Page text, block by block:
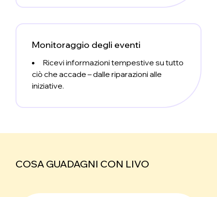
Monitoraggio degli eventi
Ricevi informazioni tempestive su tutto
ciò che accade – dalle riparazioni alle
iniziative.
COSA GUADAGNI CON LIVO